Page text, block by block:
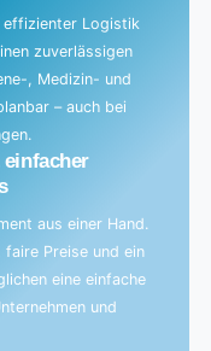
effizienter Logistik
zuverlässigen
, Medizin- und
– auch bei
einfacher
aus einer Hand.
Preise und ein
eine einfache
und